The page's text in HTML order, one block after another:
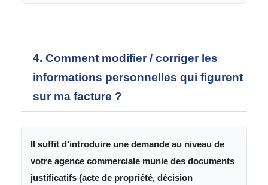
4. Comment modifier / corriger les
informations personnelles qui figurent
sur ma facture ?
Il suffit d’introduire une demande au niveau de
votre agence commerciale munie des documents
justificatifs (acte de propriété, décision